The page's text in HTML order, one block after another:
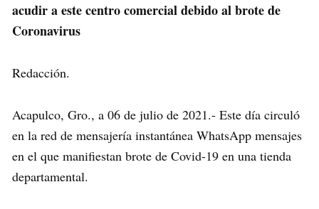
acudir a este centro comercial debido al brote de
Coronavirus
Redacción.
Acapulco, Gro., a 06 de julio de 2021.- Este día circuló
en la red de mensajería instantánea WhatsApp mensajes
en el que manifiestan brote de Covid-19 en una tienda
departamental.